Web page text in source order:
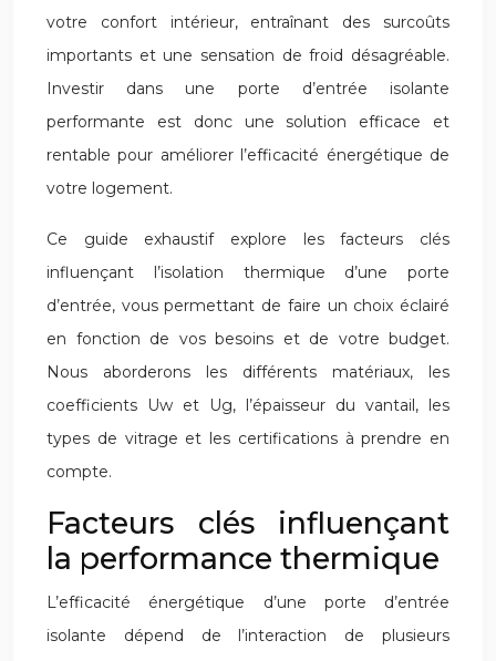
votre confort intérieur, entraînant des surcoûts
importants et une sensation de froid désagréable.
Investir dans une porte d’entrée isolante
performante est donc une solution efficace et
rentable pour améliorer l’efficacité énergétique de
votre logement.
Ce guide exhaustif explore les facteurs clés
influençant l’isolation thermique d’une porte
d’entrée, vous permettant de faire un choix éclairé
en fonction de vos besoins et de votre budget.
Nous aborderons les différents matériaux, les
coefficients Uw et Ug, l’épaisseur du vantail, les
types de vitrage et les certifications à prendre en
compte.
Facteurs clés influençant
la performance thermique
L’efficacité énergétique d’une porte d’entrée
isolante dépend de l’interaction de plusieurs